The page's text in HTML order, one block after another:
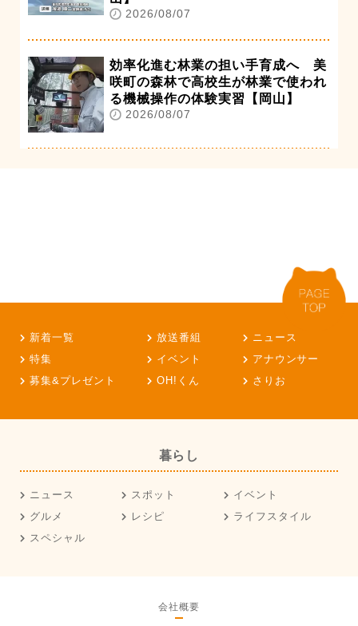
2026/08/07
効率化進む林業の担い手育成へ 美
咲町の森林で高校生が林業で使われ
る機械操作の体験実習【岡山】
2026/08/07
新着一覧 放送番組
ニュース
特集
イベント
アナウンサー
募集&プレゼント
OH!くん さりお
暮らし
ニュース スポット
イベント
グルメ
レシピ
ライフスタイル
スペシャル
会社概要